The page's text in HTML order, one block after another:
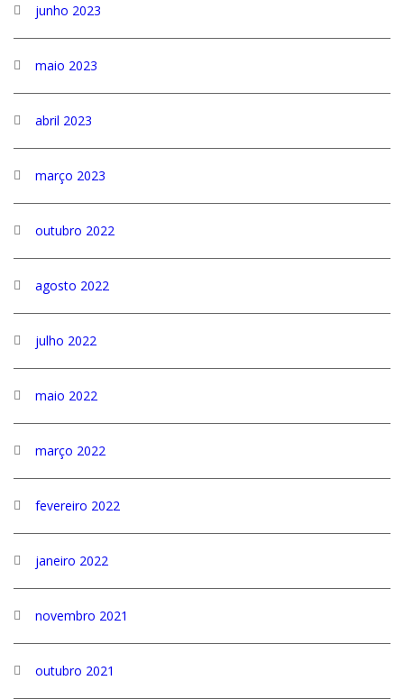
junho 2023
maio 2023
abril 2023
março 2023
outubro 2022
agosto 2022
julho 2022
maio 2022
março 2022
fevereiro 2022
janeiro 2022
novembro 2021
outubro 2021